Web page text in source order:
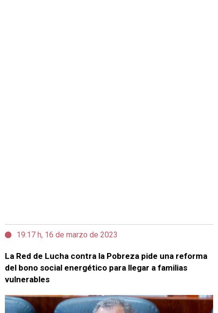
19:17 h, 16 de marzo de 2023
La Red de Lucha contra la Pobreza pide una reforma
del bono social energético para llegar a familias
vulnerables